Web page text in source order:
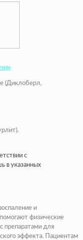
(Диклоберл,
с
в указанных
и
физические
препаратами для
эффекта. Пациентам